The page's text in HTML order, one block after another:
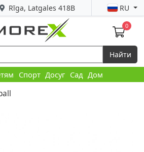
Rīga, Latgales 418B RU
0
Найти
Спорт Досуг Сад Дом